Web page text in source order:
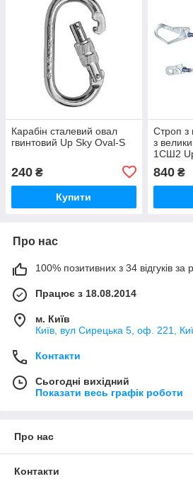
Карабін сталевий овал
гвинтовий Up Sky Oval-S
240 ₴
Купити
Строп з
з
1СШ2
840₴
Про нас
100% позитивних з 34 відгуків за
Працює з 18.08.2014
м. Київ
Київ, вул Сирецька 5, оф. 221,
Контакти
Сьогодні вихідний
Показати весь графік роботи
Про нас
Контакти